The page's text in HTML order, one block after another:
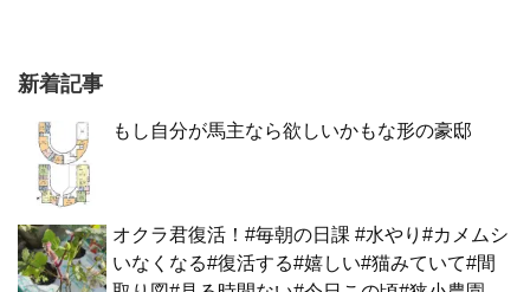
新着記事
もし自分が馬主なら欲しいかもな形の豪邸
オクラ君復活！#毎朝の日課 #水やり#カメムシ
いなくなる#復活する#嬉しい#猫みていて#間